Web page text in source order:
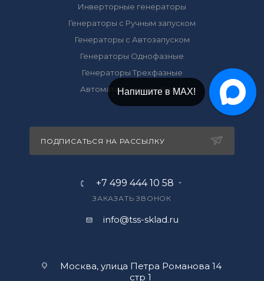
Инверторные генераторы
Генераторы с Ручным запуском
Генераторы с Автозапуском
Генераторы Однофазные
Генераторы Трехфазные
Автоматика генераторов
ПОДПИСАТЬСЯ НА РАССЫЛКУ
+7 499 444 10 58
ЗАКАЗАТЬ ЗВОНОК
info@tss-sklad.ru
Москва, улица Петра Романова 14
стр 1
Напишите в МАХ!